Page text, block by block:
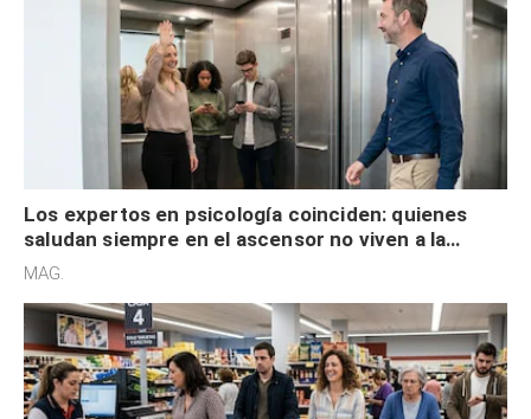
Los expertos en psicología coinciden: quienes
saludan siempre en el ascensor no viven a la
defensiva y tienen apertura social
MAG.